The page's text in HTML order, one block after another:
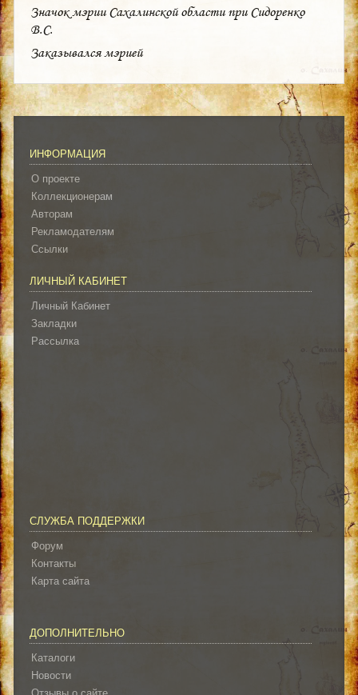
Значок мэрии Сахалинской области при Сидоренко
В.С.
Заказывался мэрией
ИНФОРМАЦИЯ
О проекте
Коллекционерам
Авторам
Рекламодателям
Ссылки
ЛИЧНЫЙ КАБИНЕТ
Личный Кабинет
Закладки
Рассылка
СЛУЖБА ПОДДЕРЖКИ
Форум
Контакты
Карта сайта
ДОПОЛНИТЕЛЬНО
Каталоги
Новости